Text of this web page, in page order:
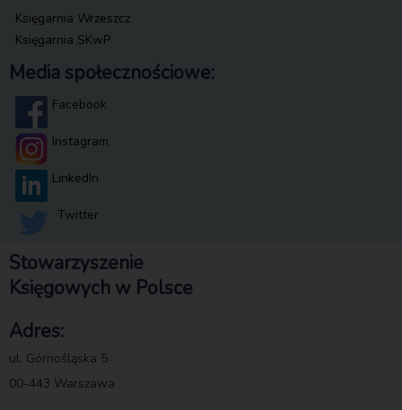
Księgarnia Wrzeszcz
Księgarnia SKwP
Media społecznościowe:
Facebook
Instagram
LinkedIn
Twitter
Stowarzyszenie
Księgowych w Polsce
Adres:
ul. Górnośląska 5
00-443 Warszawa